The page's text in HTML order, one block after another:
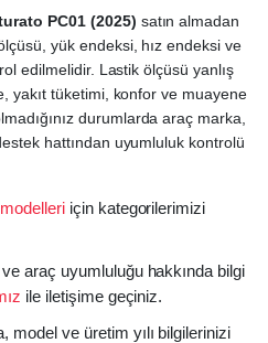
PC01 (2025) satın almadan
yük endeksi, hız endeksi ve
edilmelidir. Lastik ölçüsü yanlış
yakıt tüketimi, konfor ve muayene
durumlarda araç marka,
hattından uyumluluk kontrolü
için kategorilerimizi
araç uyumluluğu hakkında bilgi
ile iletişime geçiniz.
model ve üretim yılı bilgilerinizi